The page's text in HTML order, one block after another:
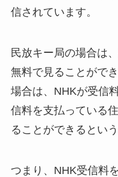
信されています。
民放キー局の場合は
無料で見ることがで
場合は、NHKが受信
信料を支払っている
ることができるとい
つまり、NHK受信料